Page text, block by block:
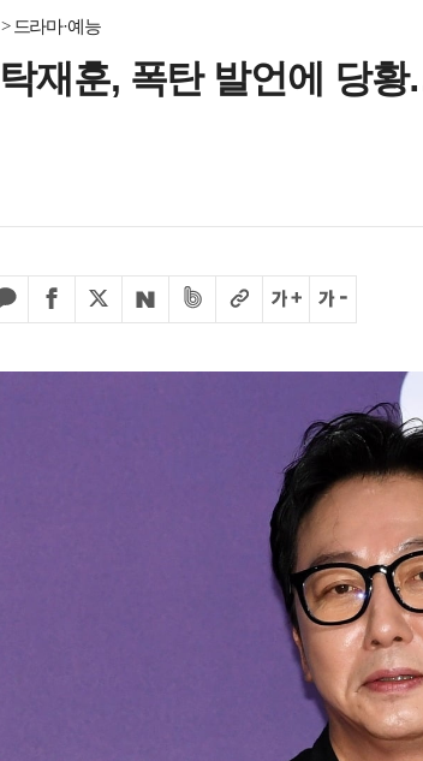
드라마·예능
탁재훈, 폭탄 발언에 당